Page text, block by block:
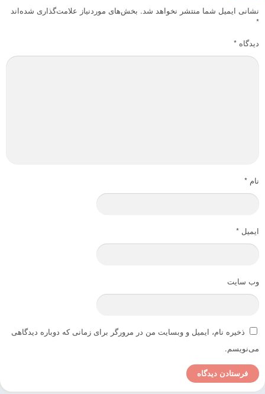
نشانی ایمیل شما منتشر نخواهد شد. بخش‌های موردنیاز علامت‌گذاری شده‌اند
*
دیدگاه *
نام *
ایمیل *
وب‌ سایت
ذخیره نام، ایمیل و وبسایت من در مرورگر برای زمانی که دوباره دیدگاهی
می‌نویسم.